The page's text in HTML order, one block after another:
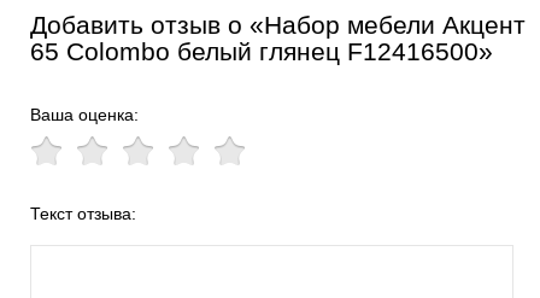
Добавить отзыв о «Набор мебели Акцент
65 Colombo белый глянец F12416500»
Ваша оценка:
Текст отзыва: